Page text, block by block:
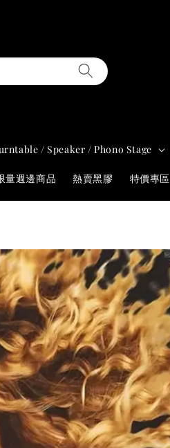
/ Speaker / Phono Stage
量週邊商品 熱賣黑膠 特價專區